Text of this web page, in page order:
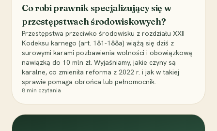
Co robi prawnik specjalizujący się w
przestępstwach środowiskowych?
Przestępstwa przeciwko środowisku z rozdziału XXII
Kodeksu karnego (art. 181-188a) wiążą się dziś z
surowymi karami pozbawienia wolności i obowiązkową
nawiązką do 10 mln zł. Wyjaśniamy, jakie czyny są
karalne, co zmieniła reforma z 2022 r. i jak w takiej
sprawie pomaga obrońca lub pełnomocnik.
8 min czytania